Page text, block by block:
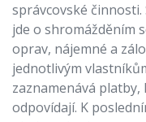
správcovské
jde o shromážděním
oprav, nájemné a
jednotlivým
zaznamenává
odpovídají. K